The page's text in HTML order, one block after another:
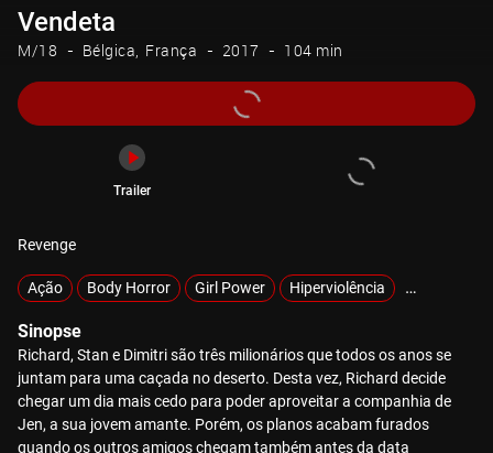
Vendeta
M/18 Bélgica França 2017 104 min
Trailer
Revenge
Ação Body Horror Girl Power Hiperviolência
Sinopse
Richard, Stan e Dimitri são três milionários que todos os anos se
juntam para uma caçada no deserto. Desta vez, Richard decide
chegar um dia mais cedo para poder aproveitar a companhia de
Jen, a sua jovem amante. Porém, os planos acabam furados
quando os outros amigos chegam também antes da data